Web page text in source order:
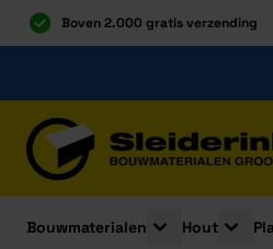
Boven 2.000 gratis verzending
Bouwmaterialen
Toggle
Hout
Toggle